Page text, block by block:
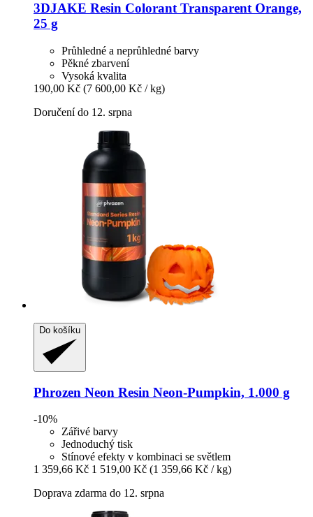
3DJAKE Resin Colorant Transparent Orange,
25 g
Průhledné a neprůhledné barvy
Pěkné zbarvení
Vysoká kvalita
190,00 Kč (7 600,00 Kč / kg)
Doručení do 12. srpna
Do košíku
Phrozen Neon Resin Neon-​Pumpkin, 1.000 g
-10%
Zářivé barvy
Jednoduchý tisk
Stínové efekty v kombinaci se světlem
1 359,66 Kč 1 519,00 Kč (1 359,66 Kč / kg)
Doprava zdarma do 12. srpna